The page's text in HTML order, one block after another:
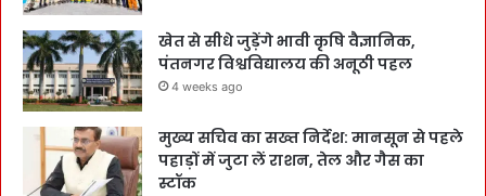
खेत से सीधे जुड़ेंगे भावी कृषि वैज्ञानिक,
पंतनगर विश्वविद्यालय की अनूठी पहल
4 weeks ago
मुख्य सचिव का सख्त निर्देश: मानसून से पहले
पहाड़ों में जुटा लें राशन, तेल और गैस का
स्टॉक